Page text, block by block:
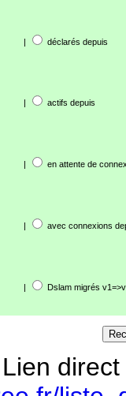
| déclarés depuis
| actifs depuis
| en attente de
| avec connexions
| Dslam migrés
Lien